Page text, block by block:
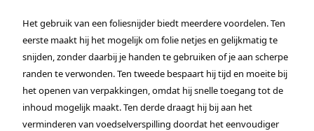
Het gebruik van een foliesnijder biedt meerdere voordelen. Ten
eerste maakt hij het mogelijk om folie netjes en gelijkmatig te
snijden, zonder daarbij je handen te gebruiken of je aan scherpe
randen te verwonden. Ten tweede bespaart hij tijd en moeite bij
het openen van verpakkingen, omdat hij snelle toegang tot de
inhoud mogelijk maakt. Ten derde draagt hij bij aan het
verminderen van voedselverspilling doordat het eenvoudiger